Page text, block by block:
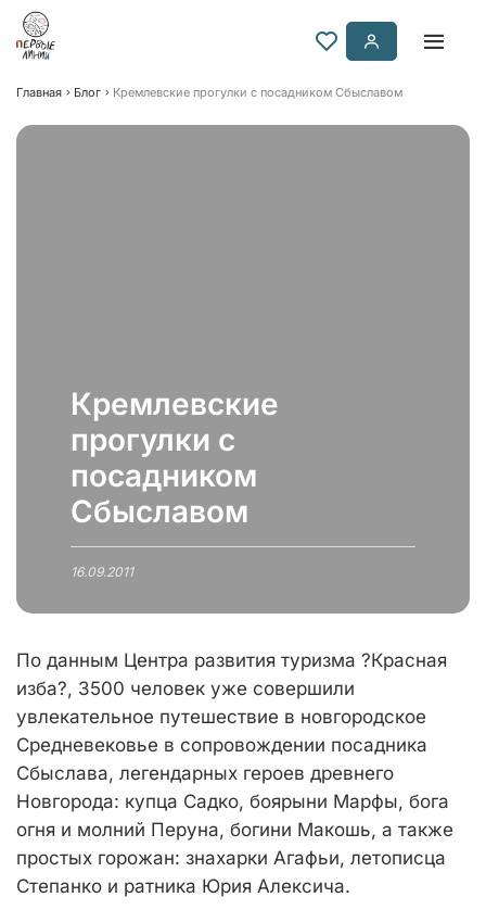
Главная Блог Кремлевские прогулки с посадником Сбыславом
Кремлевские
прогулки с
посадником
Сбыславом
16.09.2011
По данным Центра развития туризма ?Красная
изба?, 3500 человек уже совершили
увлекательное путешествие в новгородское
Средневековье в сопровождении посадника
Сбыслава, легендарных героев древнего
Новгорода: купца Садко, боярыни Марфы, бога
огня и молний Перуна, богини Макошь, а также
простых горожан: знахарки Агафьи, летописца
Степанко и ратника Юрия Алексича.